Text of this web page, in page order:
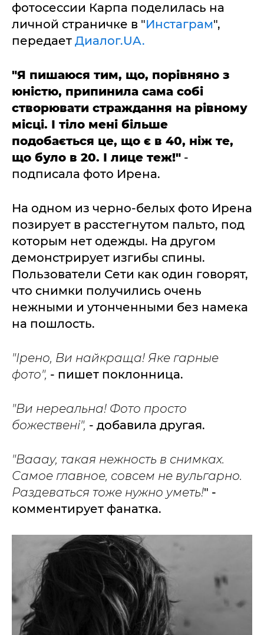
фотосессии Карпа поделилась на
личной страничке в "Инстаграм",
передает Диалог.UA.
"Я пишаюся тим, що, порівняно з
юністю, припинила сама собі
створювати страждання на рівному
місці. І тіло мені більше
подобається це, що є в 40, ніж те,
що було в 20. І лице теж!" -
подписала фото Ирена.
На одном из черно-белых фото Ирена
позирует в расстегнутом пальто, под
которым нет одежды. На другом
демонстрирует изгибы спины.
Пользователи Сети как один говорят,
что снимки получились очень
нежными и утонченными без намека
на пошлость.
"Ірено, Ви найкраща! Яке гарные
фото", - пишет поклонница.
"Ви нереальна! Фото просто
божествені", - добавила другая.
"Вааау, такая нежность в снимках.
Самое главное, совсем не вульгарно.
Раздеваться тоже нужно уметь!" -
комментирует фанатка.